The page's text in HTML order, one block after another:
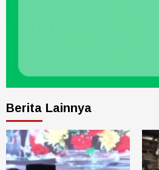
Berita Lainnya